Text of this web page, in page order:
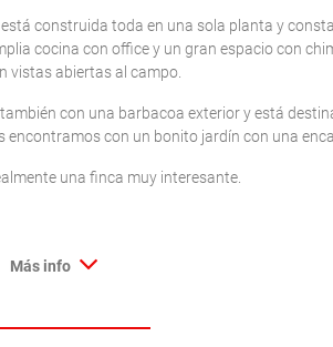
construida toda en una sola planta y
cocina con office y un gran espacio con
vistas abiertas al campo.
con una barbacoa exterior y está
encontramos con un bonito jardín con una
una finca muy interesante.
Más info